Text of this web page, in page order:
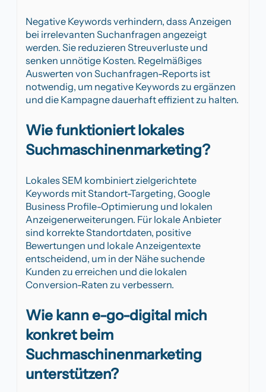
Negative Keywords verhindern, dass Anzeigen
bei irrelevanten Suchanfragen angezeigt
werden. Sie reduzieren Streuverluste und
senken unnötige Kosten. Regelmäßiges
Auswerten von Suchanfragen-Reports ist
notwendig, um negative Keywords zu ergänzen
und die Kampagne dauerhaft effizient zu halten.
Wie funktioniert lokales
Suchmaschinenmarketing?
Lokales SEM kombiniert zielgerichtete
Keywords mit Standort-Targeting, Google
Business Profile-Optimierung und lokalen
Anzeigenerweiterungen. Für lokale Anbieter
sind korrekte Standortdaten, positive
Bewertungen und lokale Anzeigentexte
entscheidend, um in der Nähe suchende
Kunden zu erreichen und die lokalen
Conversion-Raten zu verbessern.
Wie kann e-go-digital mich
konkret beim
Suchmaschinenmarketing
unterstützen?